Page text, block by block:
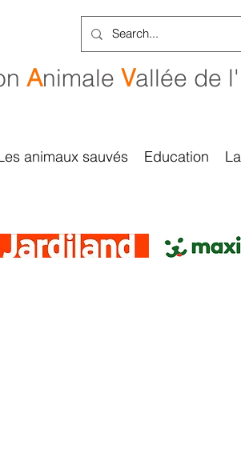
Animale Vallée de l'
animaux sauvés Education